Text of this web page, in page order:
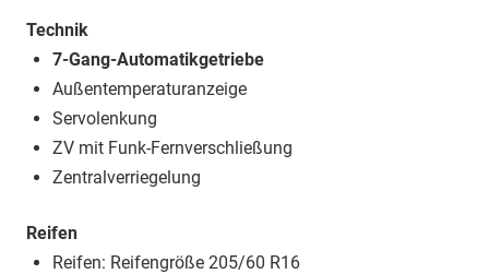
Technik
7-Gang-Automatikgetriebe
Außentemperaturanzeige
Servolenkung
ZV mit Funk-Fernverschließung
Zentralverriegelung
Reifen
Reifen: Reifengröße 205/60 R16